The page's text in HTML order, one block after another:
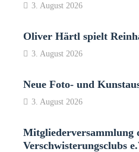
3. August 2026
Oliver Härtl spielt
3. August 2026
Neue Foto- und
3. August 2026
Mitgliederversammlung
Verschwisterungsclubs